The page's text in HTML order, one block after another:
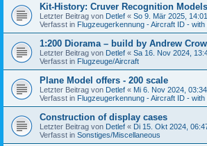
Kit-History: Cruver Recognition Models
Letzter Beitrag von Detlef « So 9. Mär 2025, 14:01
Verfasst in Flugzeugerkennung - Aircraft ID - with
1:200 Diorama – build by Andrew
Letzter Beitrag von Detlef « Sa 16. Nov 2024,
Verfasst in Flugzeuge/Aircraft
Plane Model offers - 200 scale
Letzter Beitrag von Detlef « Mi 6. Nov 2024, 03:34
Verfasst in Flugzeugerkennung - Aircraft ID - with
Construction of display cases
Letzter Beitrag von Detlef « Di 15. Okt 2024,
Verfasst in Sonstiges/Miscellaneous